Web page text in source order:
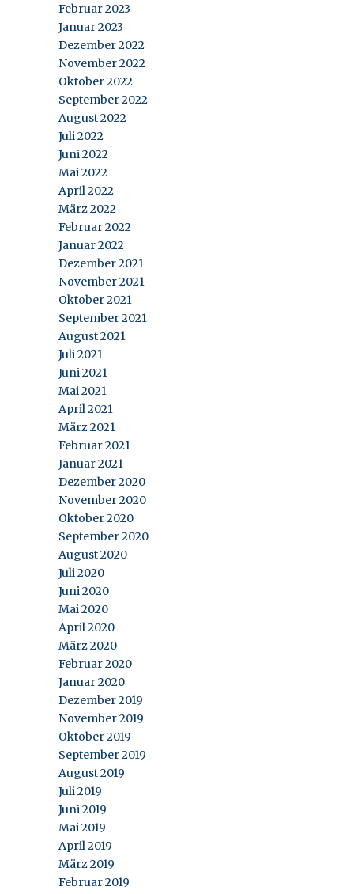
Februar 2023
Januar 2023
Dezember 2022
November 2022
Oktober 2022
September 2022
August 2022
Juli 2022
Juni 2022
Mai 2022
April 2022
März 2022
Februar 2022
Januar 2022
Dezember 2021
November 2021
Oktober 2021
September 2021
August 2021
Juli 2021
Juni 2021
Mai 2021
April 2021
März 2021
Februar 2021
Januar 2021
Dezember 2020
November 2020
Oktober 2020
September 2020
August 2020
Juli 2020
Juni 2020
Mai 2020
April 2020
März 2020
Februar 2020
Januar 2020
Dezember 2019
November 2019
Oktober 2019
September 2019
August 2019
Juli 2019
Juni 2019
Mai 2019
April 2019
März 2019
Februar 2019